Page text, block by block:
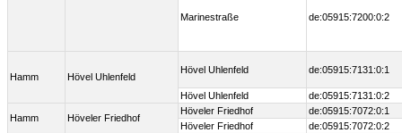
Marinestraße de:05915:7200:0:2
Hamm Hövel Uhlenfeld
Hövel Uhlenfeld de:05915:7131:0:1
Hövel Uhlenfeld de:05915:7131:0:2
Hamm Höveler Friedhof
Höveler Friedhof
de:05915:7072:0:1
Höveler Friedhof
de:05915:7072:0:2